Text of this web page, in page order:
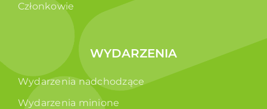
Członkowie
WYDARZENIA
Wydarzenia nadchodzące
Wydarzenia minione